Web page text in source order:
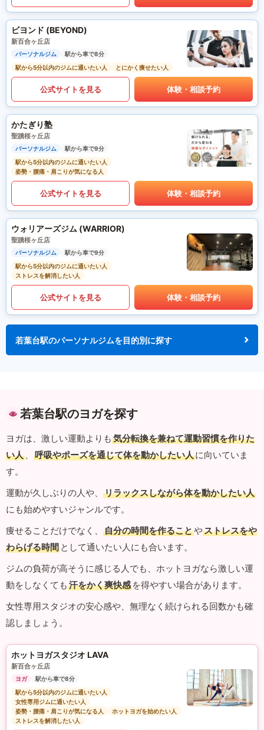
ビヨンド (BEYOND)
新百合ヶ丘店
パーソナルジム
駅から車で8分
駅から5分以内のジムに通いたい人
とにかく痩せたい人
公式サイトを見る 体験・相談予約
かたぎり塾
聖蹟桜ヶ丘店
パーソナルジム
駅から車で9分
駅から5分以内のジムに通いたい人
姿勢・腰痛・肩こりが気になる人
公式サイトを見る 体験・相談予約
ウォリアーズジム (WARRIOR)
聖蹟桜ヶ丘店
パーソナルジム
駅から車で9分
駅から5分以内のジムに通いたい人
ストレスを解消したい人
公式サイトを見る 体験・相談予約
若葉台駅のパーソナルジムを目的別に探す
若葉台駅のヨガを探す
ヨガは、激しい運動よりも 気分転換を兼ねて運動習慣を作りた
い人 、 呼吸やポーズを通じて体を動かしたい人に向いていま
す。
運動が久しぶりの人や、
リラックスしながら体を動かしたい人
にも始めやすいジャンルです。
痩せることだけでなく、
自分の時間を作ることやストレスをや
わらげる時間 として通いたい人にも合います。
ジムの負荷が高そうに感じる人でも、ホットヨガなら激しい運
動をしなくても 汗をかく爽快感 を得やすい場合があります。
女性専用スタジオの安心感や、無理なく続けられる回数かも確
認しましょう。
ホットヨガスタジオ LAVA
新百合ヶ丘店
ヨガ
駅から車で8分
駅から5分以内のジムに通いたい人
女性専用ジムに通いたい人
姿勢・腰痛・肩こりが気になる人
ホットヨガを始めたい人
ストレスを解消したい人